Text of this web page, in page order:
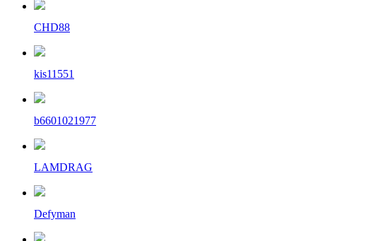
CHD88
kis11551
b6601021977
LAMDRAG
Defyman